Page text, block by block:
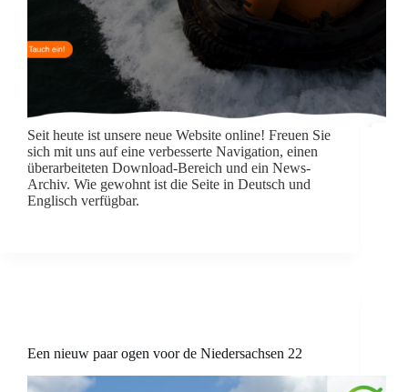
Seit heute ist unsere neue Website online! Freuen Sie
sich mit uns auf eine verbesserte Navigation, einen
überarbeiteten Download-Bereich und ein News-
Archiv. Wie gewohnt ist die Seite in Deutsch und
Englisch verfügbar.
Een nieuw paar ogen voor de Niedersachsen 22